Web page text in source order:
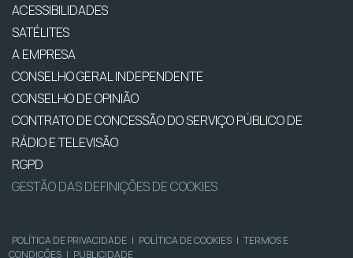
ACESSIBILIDADES
SATÉLITES
A EMPRESA
CONSELHO GERAL INDEPENDENTE
CONSELHO DE OPINIÃO
CONTRATO DE CONCESSÃO DO SERVIÇO PÚBLICO DE
RÁDIO E TELEVISÃO
RGPD
GESTÃO DAS DEFINIÇÕES DE COOKIES
POLÍTICA DE PRIVACIDADE | POLÍTICA DE COOKIES | TERMOS E
CONDIÇÕES | PUBLICIDADE